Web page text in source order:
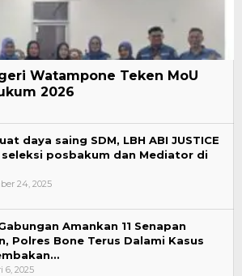
Watampone Teken MoU
2026
daya saing SDM, LBH ABI JUSTICE
posbakum dan Mediator di
24, 2025
Amankan 11 Senapan
Polres Bone Terus Dalami Kasus
6, 2025